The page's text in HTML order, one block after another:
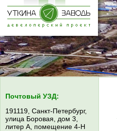
Почтовый УЗД:
191119, Санкт-Петербург,
улица Боровая, дом 3,
литер А, помещение 4-Н